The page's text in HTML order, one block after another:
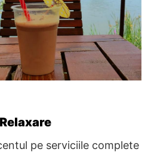
pe serviciile complete